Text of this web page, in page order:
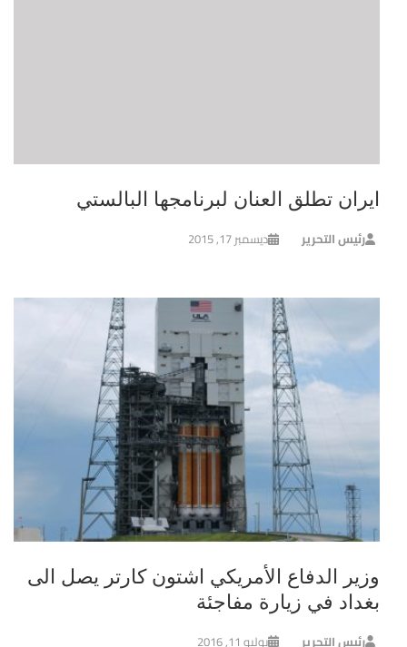
ايران تطلق العنان لبرنامجها البالستي
رئيس التحرير ديسمبر 17, 2015
وزير الدفاع الأمريكي اشتون كارتر يصل الى
بغداد في زيارة مفاجئة
رئيس التحرير يوليو 11, 2016